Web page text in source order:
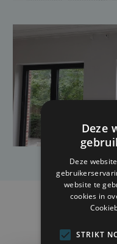
Deze
Deze
website te
cookies in
STRIKT